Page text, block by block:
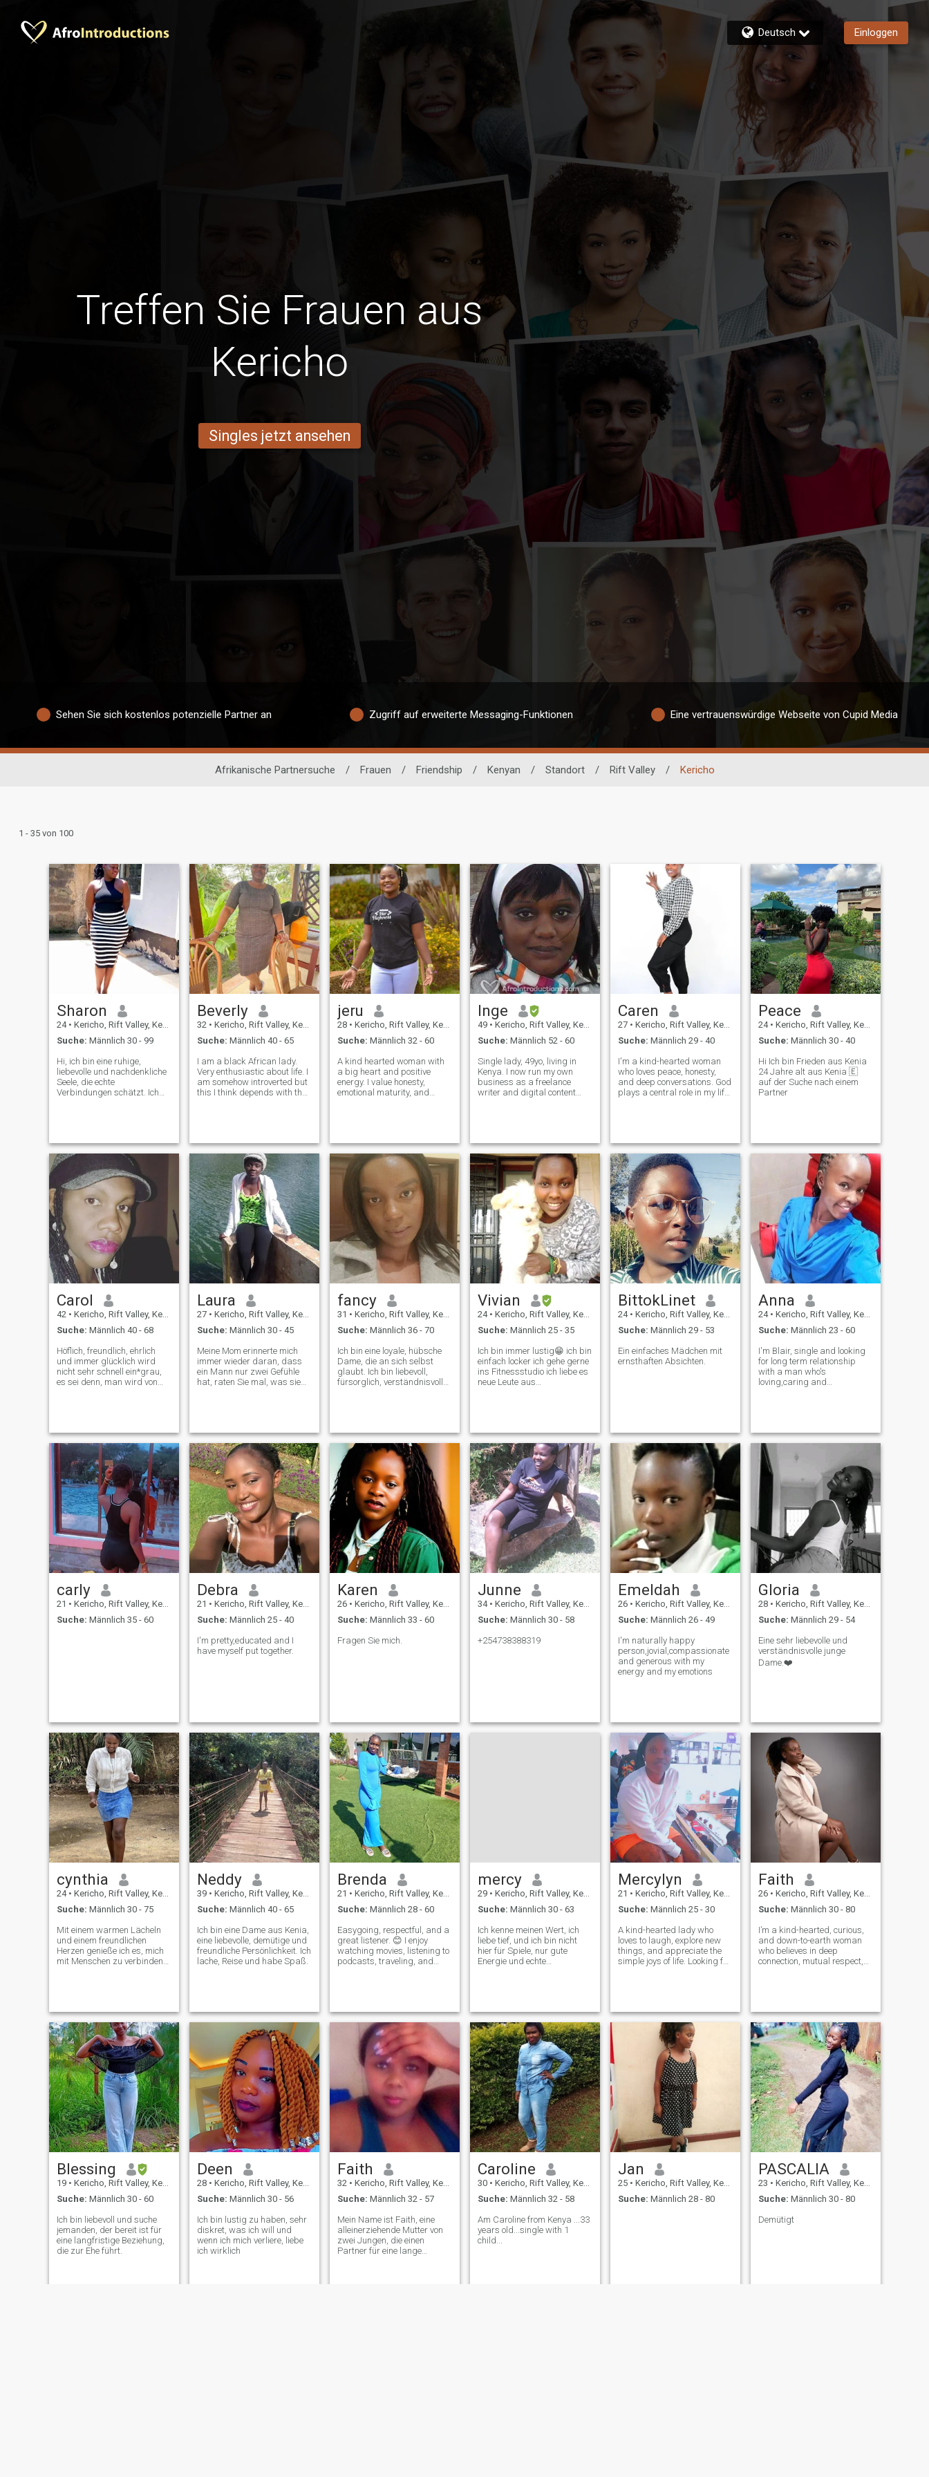
Deutsch Einloggen
Treffen Sie Frauen aus
Kericho
Singles jetzt ansehen
Sehen Sie sich kostenlos potenzielle Partner an Zugriff auf erweiterte Messaging-Funktionen Eine vertrauenswürdige Webseite von Cupid Media
Afrikanische Partnersuche / Frauen / Friendship / Kenyan / Standort / Rift Valley / Kericho
1 - 35 von 100
Sharon
24 • Kericho, Rift Valley, Kenia
Suche: Männlich 30 - 99
Hi, ich bin eine ruhige,
liebevolle und nachdenkliche
Seele, die echte
Verbindungen schätzt. Ich
Freundlichkeit, Ehrlichkeit
und Liebe, die sich sicher
und echt anfühlt. Ich bin hier,
um jemand Besonderes zu
treffen, der bereit ist für
etwas Sinnvolles,,, ich liebe
es auch zu reisen und
Picknicks zu genießen,, ich
kann sowohl in ländliche als
auch in städtische Gebiete
passen,,, und am
wichtigsten
Beverly
32 • Kericho, Rift Valley, Kenia
Suche: Männlich 40 - 65
I am a black African lady.
Very enthusiastic about life. I
am somehow introverted but
this I think depends with the
hand and take the lea
jeru
28 • Kericho, Rift Valley, Kenia
Suche: Männlich 32 - 60
A kind hearted woman with
a big heart and positive
energy. I value honesty,
emotional maturity, and
and ready for something
real, w
Inge
49 • Kericho, Rift Valley, Kenia
Suche: Männlich 52 - 60
Single lady, 49yo, living in
Kenya. I now run my own
business as a freelance
writer and digital content
countries in Scandinavia an
Caren
27 • Kericho, Rift Valley, Kenia
Suche: Männlich 29 - 40
I'm a kind-hearted woman
who loves peace, honesty,
and deep conversations. God
plays a central role in my life,
spending quality time. I'
Peace
24 • Kericho, Rift Valley, Kenia
Suche: Männlich 30 - 40
Hi Ich bin Frieden aus Kenia
24 Jahre alt aus Kenia 🇪
auf der Suche nach einem
Partner
Carol
42 • Kericho, Rift Valley, Kenia
Suche: Männlich 40 - 68
Höflich, freundlich, ehrlich
und immer glücklich wird
nicht sehr schnell ein*grau,
es sei denn, man wird von
liebevoller und fröhlicher
Mensch. Ich bin nicht hier, um
Witze zu machen. ich bin
hier, um nach Liebe und einer
soliden Grundlage für eine
lange Beziehung und eine
glänzende Zukunft zu
suchen. ich bin nur eine
normale afrikanische Dame,
die meine Kultur liebt, ich bin
einfach, natürlich und ein
Leben ohne Komplikationen.
WILLKOMMEN IN MEINEM
LEBEN, WENN IHNEN
Danke.
Laura
27 • Kericho, Rift Valley, Kenia
Suche: Männlich 30 - 45
Meine Mom erinnerte mich
immer wieder daran, dass
ein Mann nur zwei Gefühle
hat, raten Sie mal, was sie
Seit 4/24 rasierte ich meine
Haare 😂 und arbeite daran,
neue Haare zu wachsen. Ich
bin immer noch das liebste
Vorbild aller. Ich bin sehr
vorsichtig mit wem ich mich
verbünde.
fancy
31 • Kericho, Rift Valley, Kenia
Suche: Männlich 36 - 70
Ich bin eine loyale, hübsche
Dame, die an sich selbst
glaubt. Ich bin liebevoll,
fürsorglich, verständnisvoll
fahren und zu jeder Musik
tanzen, die ich höre. Ich bin
ein guter Zuhörer. Ich liebe
Haustiere, Landwirtschaft
und auch Menschen,
unabhängig von ihrer
ethnischen Zugehörigkeit.
Vivian
24 • Kericho, Rift Valley, Kenia
Suche: Männlich 25 - 35
Ich bin immer lustig😁 ich bin
einfach locker ich gehe gerne
ins Fitnessstudio ich liebe es
neue Leute aus
meiner Freizeit koche ich
gerne, um besonders
Waldgebiete zu erkunden.
BittokLinet
24 • Kericho, Rift Valley, Kenia
Suche: Männlich 29 - 53
Ein einfaches Mädchen mit
ernsthaften Absichten.
Anna
24 • Kericho, Rift Valley, Kenia
Suche: Männlich 23 - 60
I'm Blair, single and looking
for long term relationship
with a man who's
loving,caring and
carly
21 • Kericho, Rift Valley, Kenia
Suche: Männlich 35 - 60
Debra
21 • Kericho, Rift Valley, Kenia
Suche: Männlich 25 - 40
I'm pretty,educated and I
have myself put together.
Karen
26 • Kericho, Rift Valley, Kenia
Suche: Männlich 33 - 60
Fragen Sie mich.
Junne
34 • Kericho, Rift Valley, Kenia
Suche: Männlich 30 - 58
+254738388319
Emeldah
26 • Kericho, Rift Valley, Kenia
Suche: Männlich 26 - 49
I'm naturally happy
person,jovial,compassionate
and generous with my
energy and my emotions
Gloria
28 • Kericho, Rift Valley, Kenia
Suche: Männlich 29 - 54
Eine sehr liebevolle und
verständnisvolle junge
Dame.❤️
cynthia
24 • Kericho, Rift Valley, Kenia
Suche: Männlich 30 - 75
Mit einem warmen Lächeln
und einem freundlichen
Herzen genieße ich es, mich
mit Menschen zu verbinden
führen und dem Leben einen
Hauch von Spaß zu
verleihen.
Neddy
39 • Kericho, Rift Valley, Kenia
Suche: Männlich 40 - 65
Ich bin eine Dame aus Kenia,
eine liebevolle, demütige und
freundliche Persönlichkeit. Ich
lache, Reise und habe Spaß.
Brenda
21 • Kericho, Rift Valley, Kenia
Suche: Männlich 28 - 60
Easygoing, respectful, and a
great listener. 😊 I enjoy
watching movies, listening to
podcasts, traveling, and
that go beyond small talk. I
val
mercy
29 • Kericho, Rift Valley, Kenia
Suche: Männlich 30 - 63
Ich kenne meinen Wert, ich
liebe tief, und ich bin nicht
hier für Spiele, nur gute
Energie und echte
Mercylyn
21 • Kericho, Rift Valley, Kenia
Suche: Männlich 25 - 30
A kind-hearted lady who
loves to laugh, explore new
things, and appreciate the
simple joys of life. Looking for
Faith
26 • Kericho, Rift Valley, Kenia
Suche: Männlich 30 - 80
I’m a kind-hearted, curious,
and down-to-earth woman
who believes in deep
connection, mutual respect,
conversations over a cup of
coffee or a walk
Blessing
19 • Kericho, Rift Valley, Kenia
Suche: Männlich 30 - 60
Ich bin liebevoll und suche
jemanden, der bereit ist für
eine langfristige Beziehung,
die zur Ehe führt.
Deen
28 • Kericho, Rift Valley, Kenia
Suche: Männlich 30 - 56
Ich bin lustig zu haben, sehr
diskret, was ich will und
wenn ich mich verliere, liebe
ich wirklich
Faith
32 • Kericho, Rift Valley, Kenia
Suche: Männlich 32 - 57
Mein Name ist Faith, eine
alleinerziehende Mutter von
zwei Jungen, die einen
Partner für eine lange
Caroline
30 • Kericho, Rift Valley, Kenia
Suche: Männlich 32 - 58
Am Caroline from Kenya ...33
years old...single with 1
child...
Jan
25 • Kericho, Rift Valley, Kenia
Suche: Männlich 28 - 80
PASCALIA
23 • Kericho, Rift Valley, Kenia
Suche: Männlich 30 - 80
Demütigt